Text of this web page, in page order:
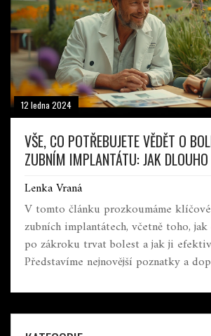
12 ledna 2024
VŠE, CO POTŘEBUJETE VĚDĚT O
ZUBNÍM IMPLANTÁTU: JAK
Lenka Vraná
V tomto článku prozkoumáme
zubních implantátech, včetně toho,
po zákroku trvat bolest a jak ji
Představíme nejnovější poznatky a
nebo pro ty, kteří se již zotavují po
Objevíme také, proč je péče o ústní